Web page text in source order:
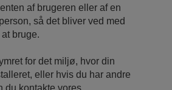
af ​brugeren eller af en
så det bliver ved med
bruge.
for det miljø, hvor din
eller hvis du har andre
du kontakte vores